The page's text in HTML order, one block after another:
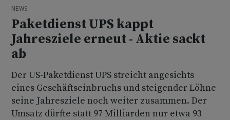
NEWS
Paketdienst UPS kappt
Jahresziele erneut - Aktie sackt
ab
Der US-Paketdienst UPS streicht angesichts
eines Geschäftseinbruchs und steigender Löhne
seine Jahresziele noch weiter zusammen. Der
Umsatz dürfte statt 97 Milliarden nur etwa 93